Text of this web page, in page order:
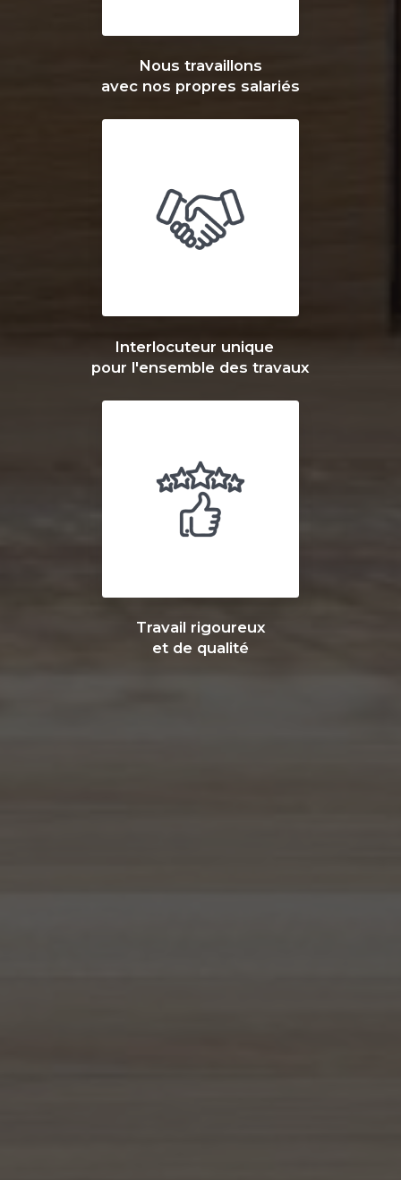
Nous travaillons
avec nos propres salariés
Interlocuteur unique
pour l'ensemble des travaux
Travail rigoureux
et de qualité